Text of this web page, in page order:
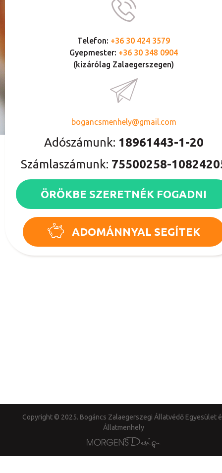
Telefon: +36 30 424 3579
Gyepmester: +36 30 348 0904
(kizárólag Zalaegerszegen)
bogancsmenhely@gmail.com
Adószámunk: 18961443-1-20
Számlaszámunk: 75500258-
ÖRÖKBE SZERETNÉK FOGADNI
ADOMÁNNYAL SEGÍTEK
Copyright © 2025. Bogáncs Zalaegerszegi Állatvédő Egyesület
Állatmenhely